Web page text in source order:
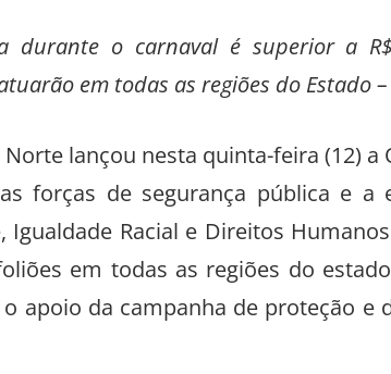
durante o carnaval é superior a
em todas as regiões do Estado
lançou nesta quinta-feira (12) a
forças de segurança pública e a
Igualdade Racial e Direitos
em todas as regiões do
apoio da campanha de proteção e